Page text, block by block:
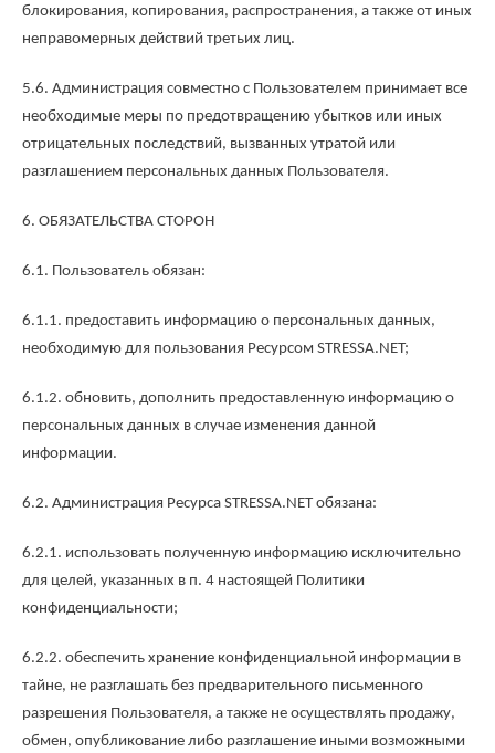
блокирования, копирования, распространения, а также от иных
неправомерных действий третьих лиц.
5.6. Администрация совместно с Пользователем принимает все
необходимые меры по предотвращению убытков или иных
отрицательных последствий, вызванных утратой или
разглашением персональных данных Пользователя.
6. ОБЯЗАТЕЛЬСТВА СТОРОН
6.1. Пользователь обязан:
6.1.1. предоставить информацию о персональных данных,
необходимую для пользования Ресурсом STRESSA.NET;
6.1.2. обновить, дополнить предоставленную информацию о
персональных данных в случае изменения данной
информации.
6.2. Администрация Ресурса STRESSA.NET обязана:
6.2.1. использовать полученную информацию исключительно
для целей, указанных в п. 4 настоящей Политики
конфиденциальности;
6.2.2. обеспечить хранение конфиденциальной информации в
тайне, не разглашать без предварительного письменного
разрешения Пользователя, а также не осуществлять продажу,
обмен, опубликование либо разглашение иными возможными